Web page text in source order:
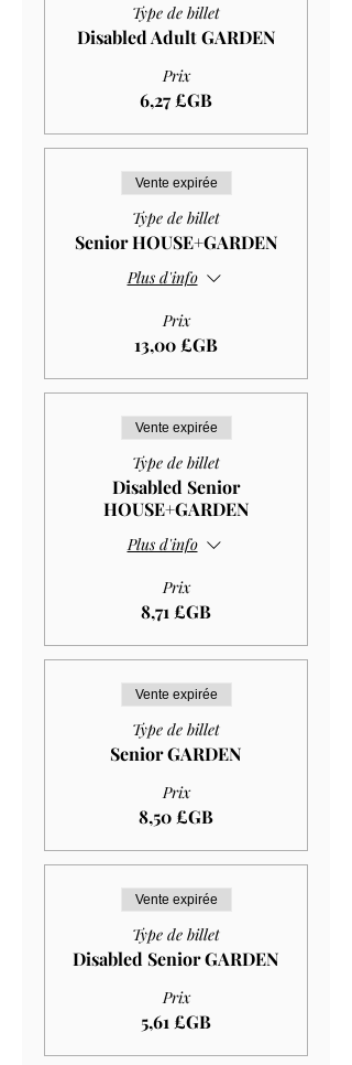
Type de billet
Disabled Adult GARDEN
Prix
6,27 £GB
Vente expirée
Type de billet
Senior HOUSE+GARDEN
Plus d'info
Prix
13,00 £GB
Vente expirée
Type de billet
Disabled Senior
HOUSE+GARDEN
Plus d'info
Prix
8,71 £GB
Vente expirée
Type de billet
Senior GARDEN
Prix
8,50 £GB
Vente expirée
Type de billet
Disabled Senior GARDEN
Prix
5,61 £GB